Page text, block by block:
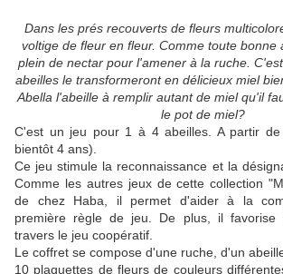
Dans les prés recouverts de fleurs
voltige de fleur en fleur. Comme toute bonne
plein de nectar pour l'amener à la ruche.
abeilles le transformeront en délicieux miel
Abella l'abeille à remplir autant de miel qu'il
le pot de miel?
C'est un jeu pour 1 à 4 abeilles. A partir
bientôt 4 ans).
Ce jeu stimule la reconnaissance et la
Comme les autres jeux de cette collection
de chez Haba, il permet d'aider à la
première règle de jeu. De plus, il favorise
travers le jeu coopératif.
Le coffret se compose d'une ruche, d'un
10 plaquettes de fleurs de couleurs